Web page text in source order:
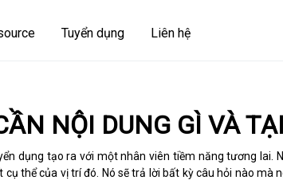
Tuyển dụng Liên hệ
NỘI DUNG GÌ VÀ
dụng tạo ra với một nhân viên tiềm năng tương lai.
thể của vị trí đó. Nó sẽ trả lời bất kỳ câu hỏi nào mà